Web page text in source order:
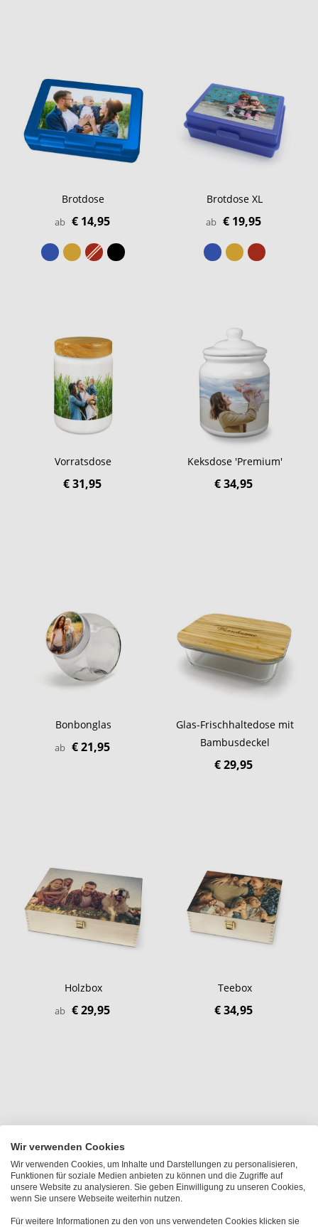
Brotdose
ab € 14,95
Brotdose XL
ab € 19,95
Vorratsdose
€ 31,95
Keksdose 'Premium'
€ 34,95
Bonbonglas
ab € 21,95
Glas-Frischhaltedose mit
Bambusdeckel
€ 29,95
Holzbox
ab € 29,95
Teebox
€ 34,95
Wir verwenden Cookies
Wir verwenden Cookies, um Inhalte und Darstellungen zu personalisieren,
Funktionen für soziale Medien anbieten zu können und die Zugriffe auf
unsere Website zu analysieren. Sie geben Einwilligung zu unseren Cookies,
wenn Sie unsere Webseite weiterhin nutzen.
Für weitere Informationen zu den von uns verwendeten Cookies klicken sie